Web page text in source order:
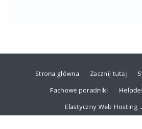
Strona główna Zacznij tutaj
Fachowe poradniki
Elastyczny Web Hosting